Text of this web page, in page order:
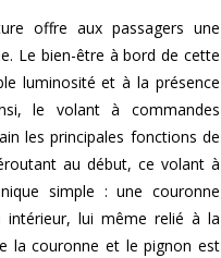
offre aux passagers une
Le bien-être à bord de cette
luminosité et à la présence
le volant à commandes
les principales fonctions de
au début, ce volant à
simple : une couronne
lui même relié à la
la couronne et le pignon est